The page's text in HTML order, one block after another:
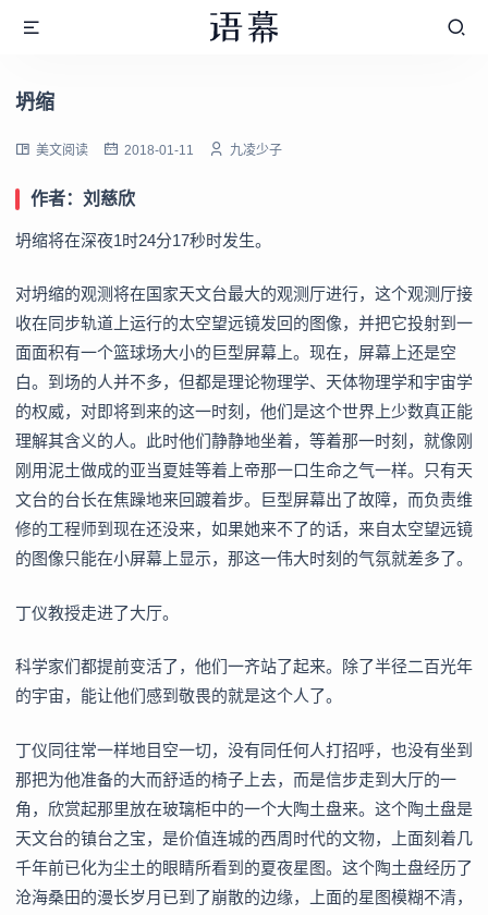
坍缩
美文阅读 2018-01-11 九凌少子
作者：刘慈欣
坍缩将在深夜1时24分17秒时发生。
对坍缩的观测将在国家天文台最大的观测厅进行，这个观测厅接
收在同步轨道上运行的太空望远镜发回的图像，并把它投射到一
面面积有一个篮球场大小的巨型屏幕上。现在，屏幕上还是空
白。到场的人并不多，但都是理论物理学、天体物理学和宇宙学
的权威，对即将到来的这一时刻，他们是这个世界上少数真正能
理解其含义的人。此时他们静静地坐着，等着那一时刻，就像刚
刚用泥土做成的亚当夏娃等着上帝那一口生命之气一样。只有天
文台的台长在焦躁地来回踱着步。巨型屏幕出了故障，而负责维
修的工程师到现在还没来，如果她来不了的话，来自太空望远镜
的图像只能在小屏幕上显示，那这一伟大时刻的气氛就差多了。
丁仪教授走进了大厅。
科学家们都提前变活了，他们一齐站了起来。除了半径二百光年
的宇宙，能让他们感到敬畏的就是这个人了。
丁仪同往常一样地目空一切，没有同任何人打招呼，也没有坐到
那把为他准备的大而舒适的椅子上去，而是信步走到大厅的一
角，欣赏起那里放在玻璃柜中的一个大陶土盘来。这个陶土盘是
天文台的镇台之宝，是价值连城的西周时代的文物，上面刻着几
千年前已化为尘土的眼睛所看到的夏夜星图。这个陶土盘经历了
沧海桑田的漫长岁月已到了崩散的边缘，上面的星图模糊不清，